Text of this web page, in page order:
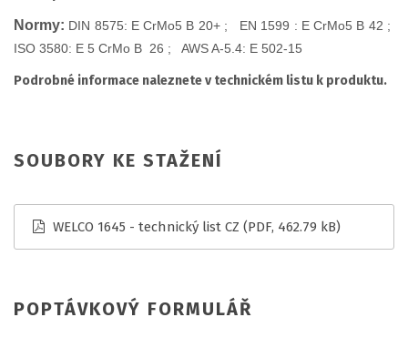
Normy: DIN 8575: E CrMo5 B 20+ ; EN 1599 : E CrMo5 B 42 ;
ISO 3580: E 5 CrMo B 26 ; AWS A-5.4: E 502-15
Podrobné informace naleznete v technickém listu k produktu.
SOUBORY KE STAŽENÍ
WELCO 1645 - technický list CZ (PDF, 462.79 kB)
POPTÁVKOVÝ FORMULÁŘ